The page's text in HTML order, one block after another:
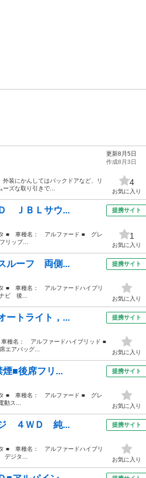
装にかんしてはバックドアなど、リ
ズな取り引きで...
更新8月5日
作成8月3日
4
お気に入り
ＪＢＬサウ...
■ 車種名： アルファード ■ グレ
ップ...
提携サイト
1
お気に入り
ルーフ 両側...
■ 車種名： アルファードハイブリ
ビ 後...
提携サイト
お気に入り
ートライト，...
名： アルファードハイブリッド ■
アバッグ...
提携サイト
お気に入り
■後席フリ...
■ 車種名： アルファード ■ グレ
ス...
提携サイト
お気に入り
ジ ４ＷＤ 純...
■ 車種名： アルファードハイブリ
ジタ...
提携サイト
お気に入り